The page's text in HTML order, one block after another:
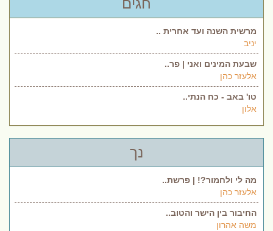
חגים
מרשית השנה ועד אחרית ..
יניב
שבעת המינים ואני | פר..
אלעזר כהן
טו' באב - כח הנתי..
אלון
נך
מה לי ולחמור?! | פרשת..
אלעזר כהן
החיבור בין הישר והטוב..
משה אהרון